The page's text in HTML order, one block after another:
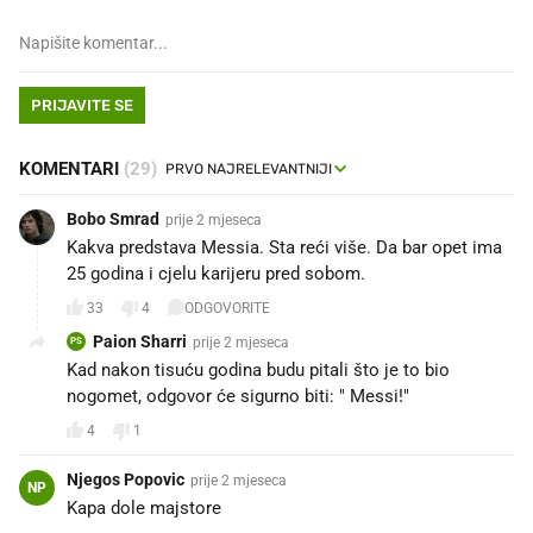
PRIJAVITE SE
KOMENTARI (29)
Bobo Smrad prije 2 mjeseca
Kakva predstava Messia. Sta reći više. Da bar opet ima
25 godina i cjelu karijeru pred sobom.
33 4 ODGOVORITE
PS Paion Sharri prije 2 mjeseca
Kad nakon tisuću godina budu pitali što je to bio
nogomet, odgovor će sigurno biti: " Messi!"
4 1
NP Njegos Popovic prije 2 mjeseca
Kapa dole majstore